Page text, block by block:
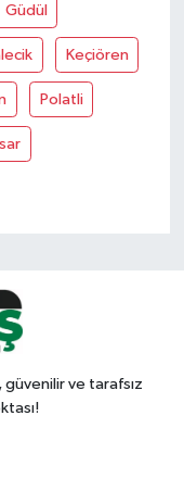
Güdül
Keçiören
Polatli
güvenilir ve tarafsız